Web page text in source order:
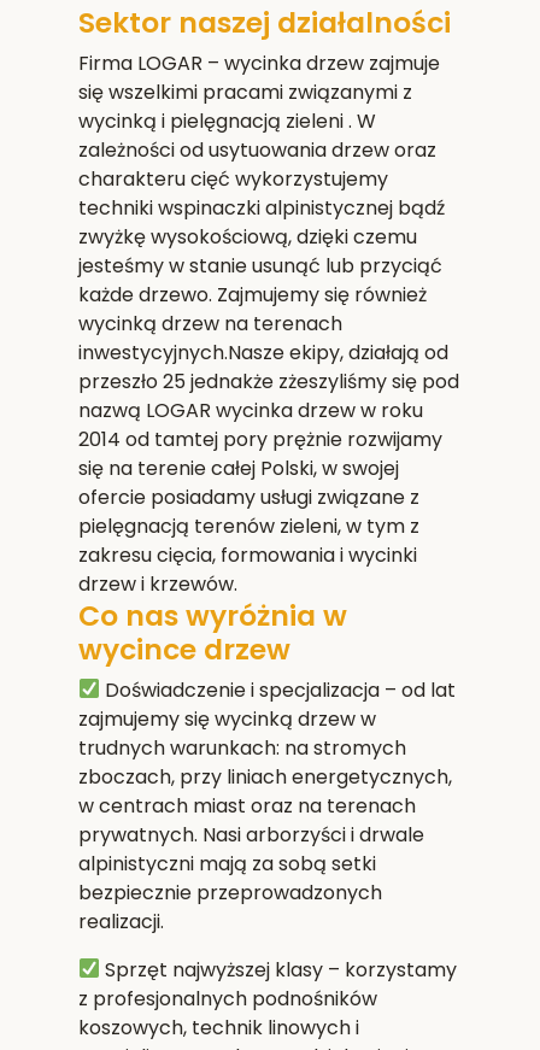
Sektor naszej działalności
Firma LOGAR – wycinka drzew zajmuje
się wszelkimi pracami związanymi z
wycinką i pielęgnacją zieleni . W
zależności od usytuowania drzew oraz
charakteru cięć wykorzystujemy
techniki wspinaczki alpinistycznej bądź
zwyżkę wysokościową, dzięki czemu
jesteśmy w stanie usunąć lub przyciąć
każde drzewo. Zajmujemy się również
wycinką drzew na terenach
inwestycyjnych.Nasze ekipy, działają od
przeszło 25 jednakże zżeszyliśmy się pod
nazwą LOGAR wycinka drzew w roku
2014 od tamtej pory prężnie rozwijamy
się na terenie całej Polski, w swojej
ofercie posiadamy usługi związane z
pielęgnacją terenów zieleni, w tym z
zakresu cięcia, formowania i wycinki
drzew i krzewów.
Co nas wyróżnia w
wycince drzew
Doświadczenie i specjalizacja– od lat
zajmujemy się wycinką drzew w
trudnych warunkach: na stromych
zboczach, przy liniach energetycznych,
w centrach miast oraz na terenach
prywatnych. Nasi arborzyści i drwale
alpinistyczni mają za sobą setki
bezpiecznie przeprowadzonych
realizacji.
Sprzęt najwyższej klasy– korzystamy
z profesjonalnych podnośników
koszowych, technik linowych i